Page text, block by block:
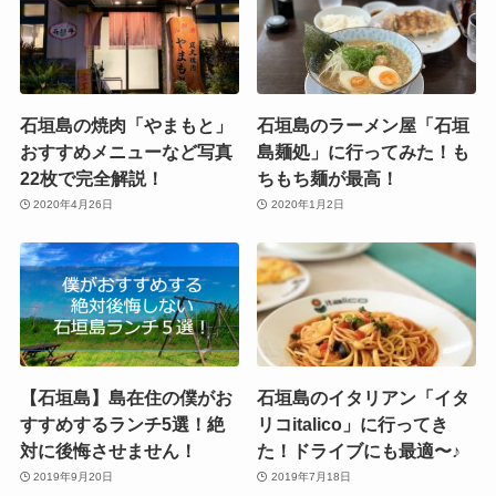
石垣島の焼肉「やまもと」
おすすめメニューなど写真
22枚で完全解説！
2020年4月26日
石垣島のラーメン屋「石垣
島麺処」に行ってみた！も
ちもち麺が最高！
2020年1月2日
【石垣島】島在住の僕がお
すすめするランチ5選！絶
対に後悔させません！
2019年9月20日
石垣島のイタリアン「イタ
リコitalico」に行ってき
た！ドライブにも最適〜♪
2019年7月18日